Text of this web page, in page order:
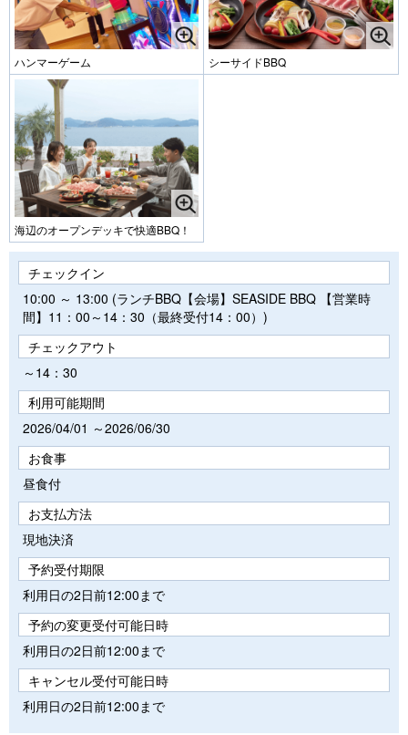
ハンマーゲーム シーサイドBBQ
海辺のオープンデッキで快適BBQ！
チェックイン
10:00 ～ 13:00 (ランチBBQ【会場】SEASIDE BBQ 【営業時
間】11：00～14：30（最終受付14：00）)
チェックアウト
～14：30
利用可能期間
2026/04/01 ～2026/06/30
お食事
昼食付
お支払方法
現地決済
予約受付期限
利用日の2日前12:00まで
予約の変更受付可能日時
利用日の2日前12:00まで
キャンセル受付可能日時
利用日の2日前12:00まで